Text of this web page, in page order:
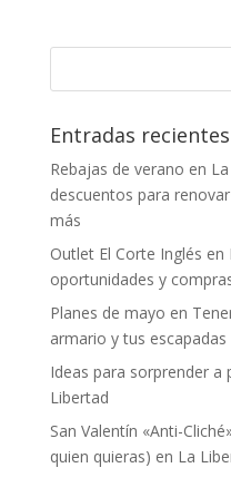
Entradas recientes
Rebajas de verano en
descuentos para
más
Outlet El Corte Inglés
oportunidades y
Planes de mayo en
armario y tus
Ideas para sorprender a
Libertad
San Valentín «Anti-
quien quieras) en La